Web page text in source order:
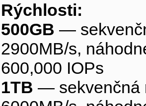
Rýchlosti:
500GB —
2900MB/s,
600,000 IOPs
1TB — sekvenčná